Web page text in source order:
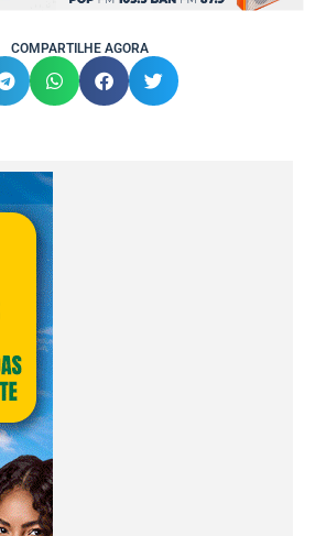
COMPARTILHE AGORA